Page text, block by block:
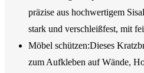
präzise aus hochwertigem
stark und verschleißfest, mit
Möbel schützen:Dieses
zum Aufkleben auf Wände,